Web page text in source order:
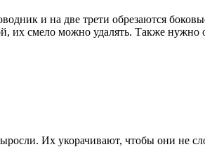
и на две трети обрезаются
смело можно удалять. Также нужно
Их укорачивают, чтобы они не